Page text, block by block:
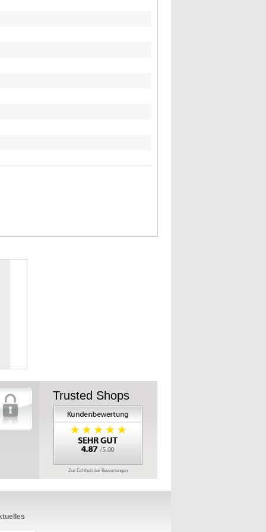
Trusted Shops
Zur Echtheit der Bewertungen